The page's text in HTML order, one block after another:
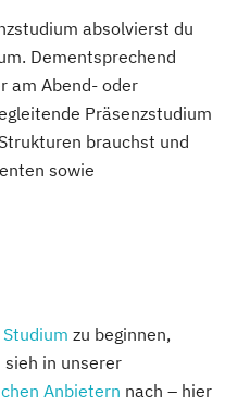
absolvierst du
Dementsprechend
am Abend- oder
Präsenzstudium
brauchst und
sowie
zu beginnen,
in unserer
Anbietern nach – hier